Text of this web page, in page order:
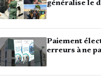
généralise le
Paiement
erreurs à ne